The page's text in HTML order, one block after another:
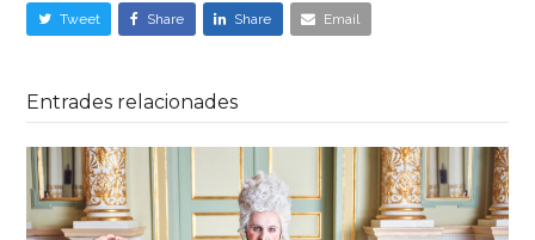
Tweet Share Share Email
Entrades relacionades